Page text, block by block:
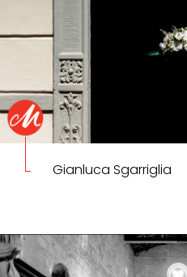
Gianluca Sgarriglia